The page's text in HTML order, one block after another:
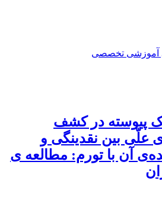
آموزشی تخصصی
پیوسته در کشف
علّی بین نقدینگی و
آن با تورم: مطالعه ی